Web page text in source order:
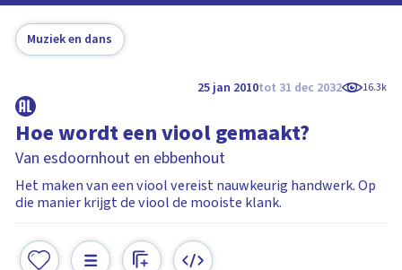
Muziek en dans
25 jan 2010tot 31 dec 2032 16.3k
Hoe wordt een viool gemaakt?
Van esdoornhout en ebbenhout
Het maken van een viool vereist nauwkeurig handwerk. Op
die manier krijgt de viool de mooiste klank.